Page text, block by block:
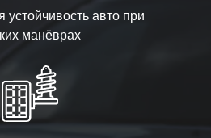
устойчивость авто при
манёврах